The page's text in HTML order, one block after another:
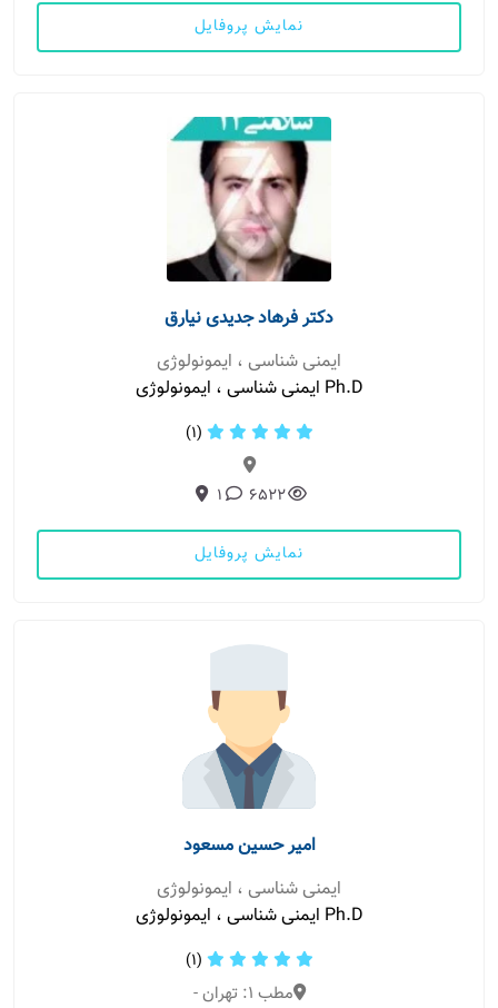
نمایش پروفایل
دکتر فرهاد جدیدی نیارق
ایمنی شناسی ، ایمونولوژی
Ph.D ایمنی شناسی ، ایمونولوژی
(1)
6522
1
نمایش پروفایل
امیر حسین مسعود
ایمنی شناسی ، ایمونولوژی
Ph.D ایمنی شناسی ، ایمونولوژی
(1)
مطب 1: تهران -